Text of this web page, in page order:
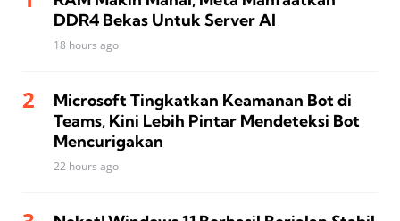
DDR4 Bekas Untuk Server AI
18 hours ago
Microsoft Tingkatkan Keamanan Bot di
Teams, Kini Lebih Pintar Mendeteksi Bot
Mencurigakan
22 hours ago